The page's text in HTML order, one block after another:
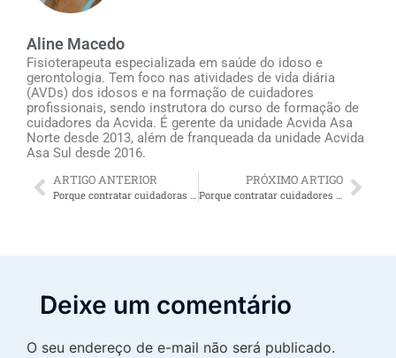
Aline Macedo
Fisioterapeuta especializada em saúde do idoso e
gerontologia. Tem foco nas atividades de vida diária
(AVDs) dos idosos e na formação de cuidadores
profissionais, sendo instrutora do curso de formação de
cuidadores da Acvida. É gerente da unidade Acvida Asa
Norte desde 2013, além de franqueada da unidade Acvida
Asa Sul desde 2016.
ARTIGO ANTERIOR
Porque contratar cuidadoras de idosos no RJ oferece alívio para os familiares do idoso
PRÓXIMO ARTIGO
Porque contratar cuidadores em Brasília oferece alívio para os familiares do idoso
Deixe um comentário
O seu endereço de e-mail não será publicado.